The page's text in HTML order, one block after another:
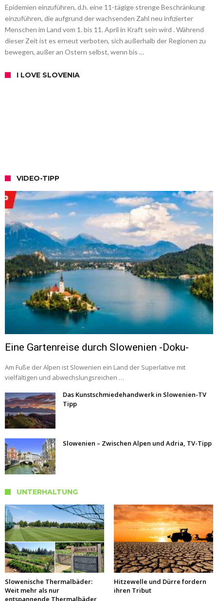
Epidemien einzuführen, d.h. eine 11-tägige strenge Beschränkung
einzuführen, die aufgrund der wachsenden Zahl neu infizierter
Menschen im Land vom 1. bis 11. April in Kraft sein wird . Während
dieser Zeit ist es erneut verboten, sich außerhalb der Regionen zu
bewegen, außer an Ostern selbst, wenn bis …
I LOVE SLOVENIA
VIDEO-TIPP
Eine Gartenreise durch Slowenien -Doku-
Am Fuße der Alpen ist Slowenien ein Land der Superlative mit
vielfältigen und abwechslungsreichen …
Das Kunstschmiedehandwerk in Slowenien-TV
Tipp
Slowenien – Zwischen Alpen und Adria, TV-Tipp
UNTERHALTUNG
Slowenische Thermalbäder:
Weit mehr als nur
entspannende Thermalbäder
Hitzewelle und Dürre fordern
ihren Tribut